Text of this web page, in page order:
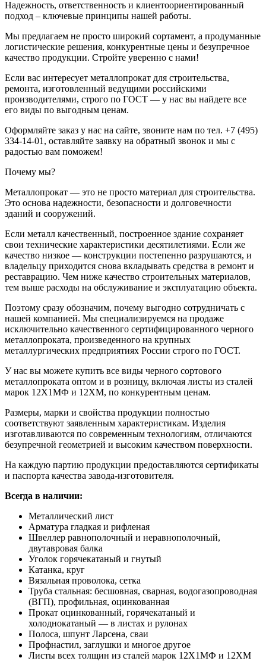
Надежность, ответственность и клиентоориентированный
подход – ключевые принципы нашей работы.
Мы предлагаем не просто широкий сортамент, а продуманные
логистические решения, конкурентные цены и безупречное
качество продукции. Стройте уверенно с нами!
Если вас интересует металлопрокат для строительства,
ремонта, изготовленный ведущими российскими
производителями, строго по ГОСТ — у нас вы найдете все
его виды по выгодным ценам.
Оформляйте заказ у нас на сайте, звоните нам по тел. +7 (495)
334-14-01, оставляйте заявку на обратный звонок и мы с
радостью вам поможем!
Почему мы?
Металлопрокат — это не просто материал для строительства.
Это основа надежности, безопасности и долговечности
зданий и сооружений.
Если металл качественный, построенное здание сохраняет
свои технические характеристики десятилетиями. Если же
качество низкое — конструкции постепенно разрушаются, и
владельцу приходится снова вкладывать средства в ремонт и
реставрацию. Чем ниже качество строительных материалов,
тем выше расходы на обслуживание и эксплуатацию объекта.
Поэтому сразу обозначим, почему выгодно сотрудничать с
нашей компанией. Мы специализируемся на продаже
исключительно качественного сертифицированного черного
металлопроката, произведенного на крупных
металлургических предприятиях России строго по ГОСТ.
У нас вы можете купить все виды черного сортового
металлопроката оптом и в розницу, включая листы из сталей
марок 12Х1МФ и 12ХМ, по конкурентным ценам.
Размеры, марки и свойства продукции полностью
соответствуют заявленным характеристикам. Изделия
изготавливаются по современным технологиям, отличаются
безупречной геометрией и высоким качеством поверхности.
На каждую партию продукции предоставляются сертификаты
и паспорта качества завода-изготовителя.
Всегда в наличии:
Металлический лист
Арматура гладкая и рифленая
Швеллер равнополочный и неравнополочный,
двутавровая балка
Уголок горячекатаный и гнутый
Катанка, круг
Вязальная проволока, сетка
Труба стальная: бесшовная, сварная, водогазопроводная
(ВГП), профильная, оцинкованная
Прокат оцинкованный, горячекатаный и
холоднокатаный — в листах и рулонах
Полоса, шпунт Ларсена, сваи
Профнастил, заглушки и многое другое
Листы всех толщин из сталей марок 12Х1МФ и 12ХМ